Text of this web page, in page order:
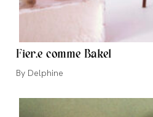
Fier.e comme Bakel
Auteur/autrice
la
Delphine